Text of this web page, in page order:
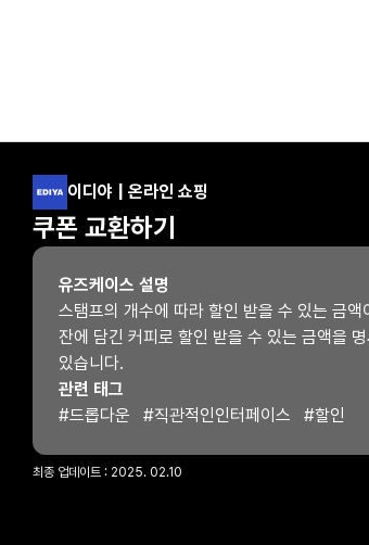
이디야 | 온라인 쇼핑
쿠폰 교환하기
유즈케이스 설명
스탬프의 개수에 따라 할인 받을 수 있는 금
잔에 담긴 커피로 할인 받을 수 있는 금액을
있습니다.
관련 태그
#드롭다운 #직관적인인터페이스 #할인
최종 업데이트 : 2025. 02.10